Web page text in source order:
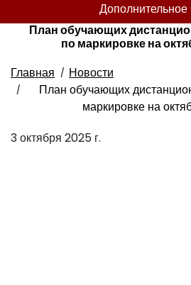
План обучающих
по маркировке на
Главная
Новости
План обучающих
маркировке на
3 октября 2025 г.